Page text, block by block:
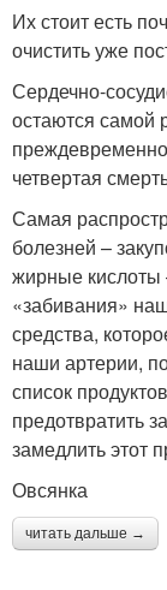
Их стоит есть
очистить уже
Сердечно-
остаются самой
четвертая
Самая
болезней –
жирные кислоты
«забивания»
средства,
наши артерии,
список
предотвратить
замедлить этот
Овсянка
читать дальше →